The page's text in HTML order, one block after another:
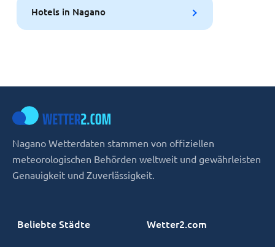
Hotels in Nagano
Nagano Wetterdaten stammen von offiziellen
meteorologischen Behörden weltweit und gewährleisten
Genauigkeit und Zuverlässigkeit.
Beliebte Städte Wetter2.com